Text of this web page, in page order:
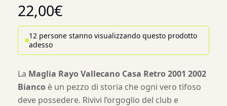
22,00€
12 persone stanno visualizzando questo prodotto
adesso
La Maglia Rayo Vallecano Casa Retro 2001 2002
Bianco è un pezzo di storia che ogni vero tifoso
deve possedere. Rivivi l’orgoglio del club e